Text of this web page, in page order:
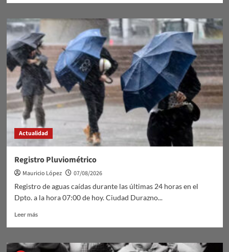
SINIESTRO
DE
TRÁNSITO
GRAVE
Actualidad
Registro Pluviométrico
Mauricio López
07/08/2026
Registro de aguas caídas durante las últimas 24 horas en el
Dpto. a la hora 07:00 de hoy. Ciudad Durazno...
Leer másLeer
Registro